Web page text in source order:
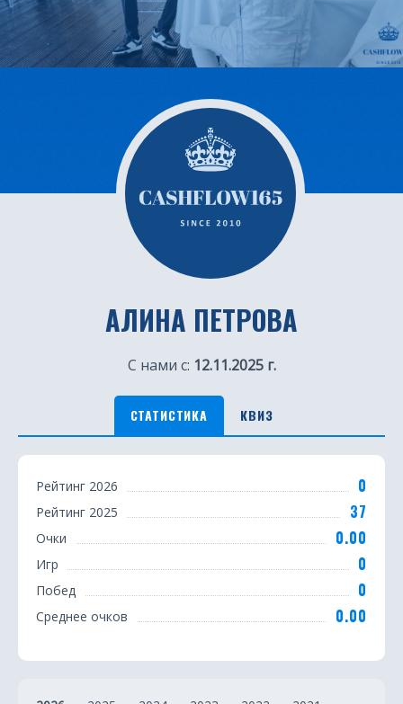
АЛИНА ПЕТРОВА
С нами с: 12.11.2025 г.
СТАТИСТИКА КВИЗ
С
т
Рейтинг 2026 0
Рейтинг 2025 37
Очки 0.00
Игр 0
Побед 0
Среднее очков 0.00